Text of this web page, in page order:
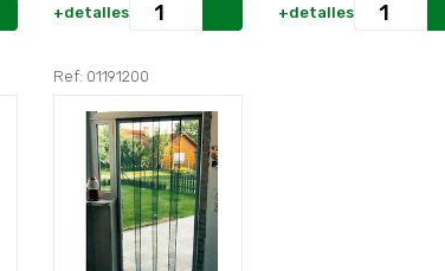
+detalles +detalles
Ref: 01191200